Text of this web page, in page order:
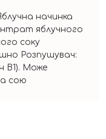
начинка
яблучного
соку
Розпушувач:
B1). Може
сою